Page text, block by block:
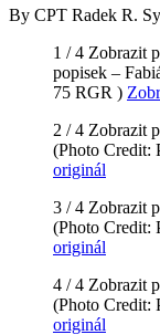
By CPT Radek R.
1 / 4 Zobrazit
popisek –
75 RGR )
2 / 4 Zobrazit
(Photo Credit:
originál
3 / 4 Zobrazit
(Photo Credit:
originál
4 / 4 Zobrazit
(Photo Credit:
originál